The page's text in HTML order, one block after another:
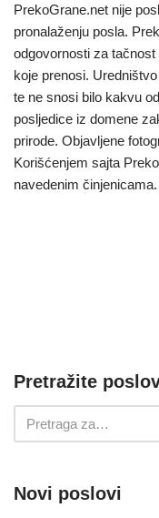
PrekoGrane.net nije
pronalaženju posla.
odgovornosti za
koje prenosi.
te ne snosi bilo kakvu
posljedice iz domene
prirode. Objavljene
Korišćenjem sajta
navedenim činjenicama.
Pretražite
Novi poslovi